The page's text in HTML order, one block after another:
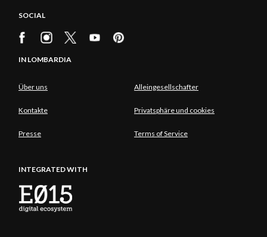
SOCIAL
IN LOMBARDIA
Über uns Alleingesellschafter
Kontakte Privatsphäre und cookies
Presse Terms of Service
INTEGRATED WITH